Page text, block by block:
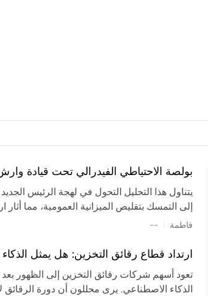
بولصة الاحتياطي الفيدرالي تحت قيادة
يتناول هذا التحليل التحول في لهجة الرئيس
إلى التمسك بتقليص الميزانية العمومية، مما
المستمر، والعجز المالي الكبير، والتوترات
وتجنب التدابير الاستفزازية التي قد تزعزع
فاطمة --
ارتداد قطاع رقائق التخزين: هل يمثل
تعود أسهم شركات رقائق التخزين إلى الظهور
الذكاء الاصطناعي. يرى محللون أن دورة الرقائق